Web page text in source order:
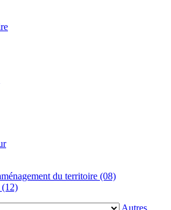
du territoire (08)
(12)
Autres